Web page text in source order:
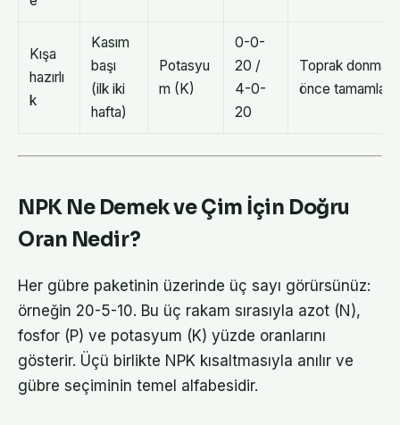
Kışa
hazırlı
k
Kasım
başı
(ilk iki
hafta)
Potasyu
m (K)
0-0-
20 /
4-0-
20
Toprak
önce tamamla
NPK Ne Demek ve Çim İçin Doğru
Oran Nedir?
Her gübre paketinin üzerinde üç sayı görürsünüz:
örneğin 20-5-10. Bu üç rakam sırasıyla azot (N),
fosfor (P) ve potasyum (K) yüzde oranlarını
gösterir. Üçü birlikte NPK kısaltmasıyla anılır ve
gübre seçiminin temel alfabesidir.